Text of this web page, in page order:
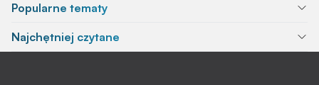
Popularne tematy
Najchętniej czytane